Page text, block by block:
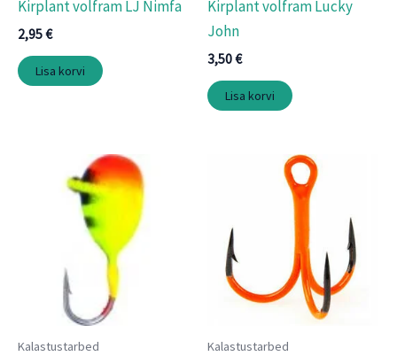
Kirplant volfram LJ Nimfa
2,95€
Lisa korvi
Kirplant volfram Lucky
John
3,50€
Lisa korvi
Kalastustarbed Kalastustarbed